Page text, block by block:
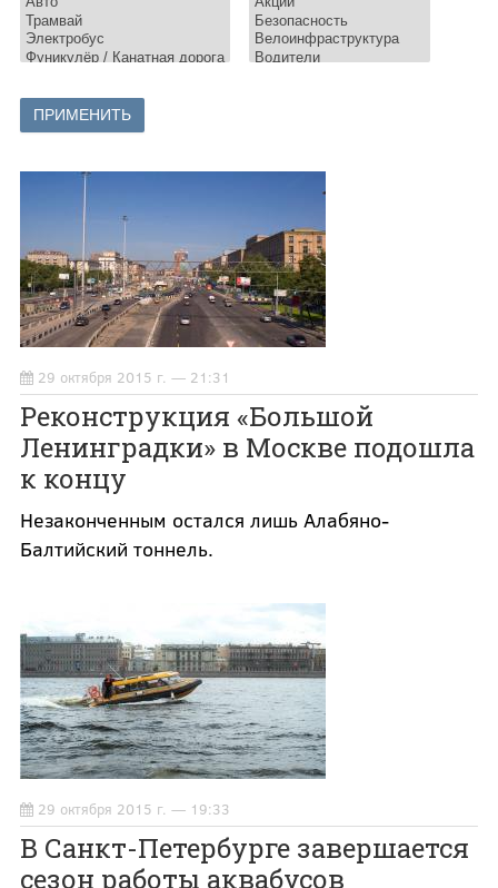
29 октября 2015 г. — 21:31
Реконструкция «Большой
Ленинградки» в Москве подошла
к концу
Незаконченным остался лишь Алабяно-
Балтийский тоннель.
29 октября 2015 г. — 19:33
В Санкт-Петербурге завершается
сезон работы аквабусов